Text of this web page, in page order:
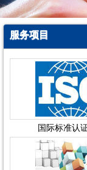
服务项目
国际标准认